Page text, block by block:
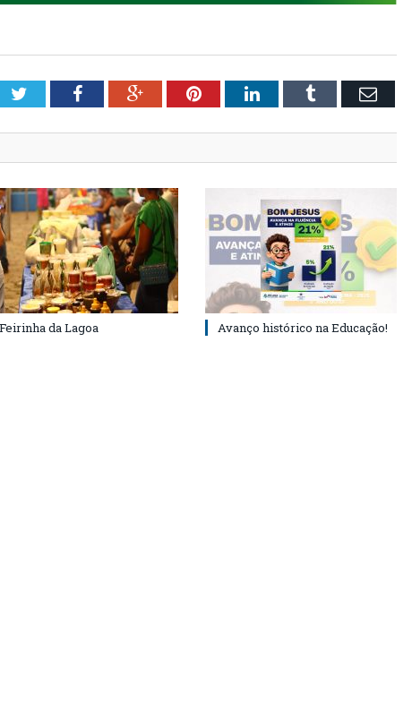
TwitterFacebookGoogle+PinterestLinkedInTumblr Email
Feirinha da Lagoa Avanço histórico na Educação!